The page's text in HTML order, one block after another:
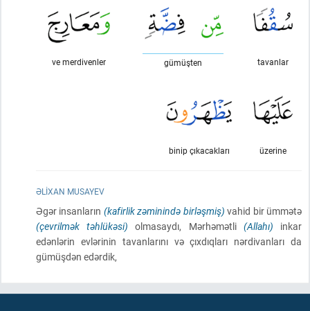
tavanlar
gümüşten
ve merdivenler
üzerine
binip çıkacakları
ƏLIXAN MUSAYEV
Əgər insanların (kafirlik zəminində birləşmiş) vahid bir ümmətə
(çevrilmək təhlükəsi) olmasaydı, Mərhəmətli (Allahı) inkar
edənlərin evlərinin tavanlarını və çıxdıqları nərdivanları da
gümüşdən edərdik,